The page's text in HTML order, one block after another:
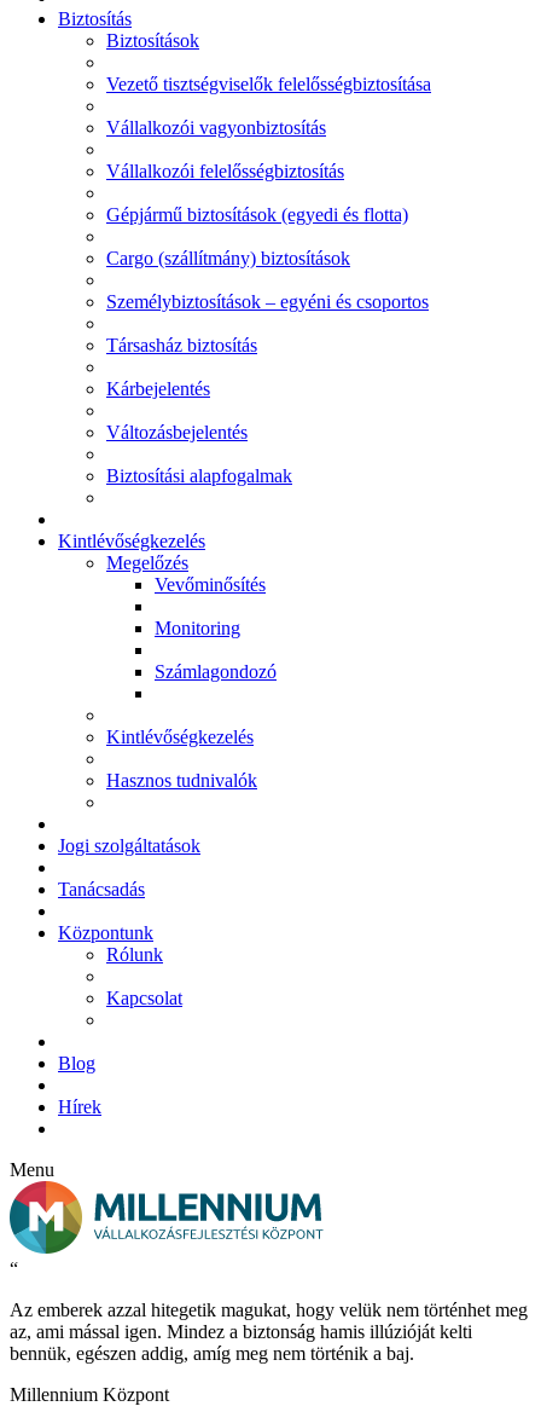
Biztosítás
Biztosítások
Vezető tisztségviselők felelősségbiztosítása
Vállalkozói vagyonbiztosítás
Vállalkozói felelősségbiztosítás
Gépjármű biztosítások (egyedi és flotta)
Cargo (szállítmány) biztosítások
Személybiztosítások – egyéni és csoportos
Társasház biztosítás
Kárbejelentés
Változásbejelentés
Biztosítási alapfogalmak
Kintlévőségkezelés
Megelőzés
Vevőminősítés
Monitoring
Számlagondozó
Kintlévőségkezelés
Hasznos tudnivalók
Jogi szolgáltatások
Tanácsadás
Központunk
Rólunk
Kapcsolat
Blog
Hírek
Menu
“
Az emberek azzal hitegetik magukat, hogy velük nem történhet meg
az, ami mással igen. Mindez a biztonság hamis illúzióját kelti
bennük, egészen addig, amíg meg nem történik a baj.
Millennium Központ